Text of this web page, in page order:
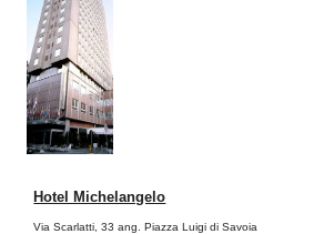
Hotel Michelangelo
Via Scarlatti, 33 ang. Piazza Luigi di Savoia